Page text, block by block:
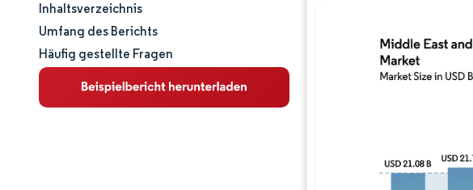
Marktgröße und -anteil
Marktanalyse
Trends und Einblicke
Inhaltsverzeichnis
Umfang des Berichts
Häufig gestellte Fragen